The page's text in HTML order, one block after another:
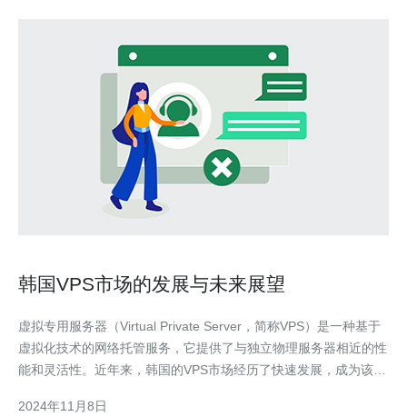
韩国VPS市场的发展与未来展望
虚拟专用服务器（Virtual Private Server，简称VPS）是一种基于
虚拟化技术的网络托管服务，它提供了与独立物理服务器相近的性
能和灵活性。近年来，韩国的VPS市场经历了快速发展，成为该国
2024年11月8日